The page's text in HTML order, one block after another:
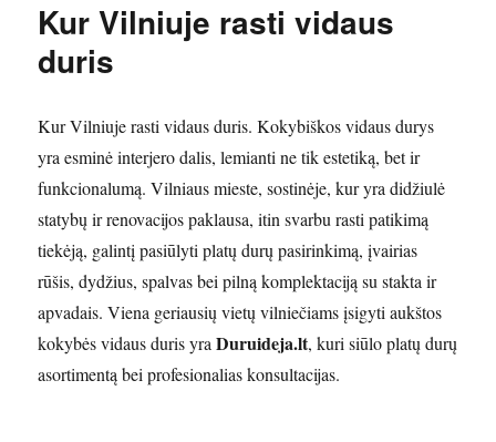
Kur Vilniuje rasti vidaus
duris
Kur Vilniuje rasti vidaus duris. Kokybiškos vidaus durys
yra esminė interjero dalis, lemianti ne tik estetiką, bet ir
funkcionalumą. Vilniaus mieste, sostinėje, kur yra didžiulė
statybų ir renovacijos paklausa, itin svarbu rasti patikimą
tiekėją, galintį pasiūlyti platų durų pasirinkimą, įvairias
rūšis, dydžius, spalvas bei pilną komplektaciją su stakta ir
apvadais. Viena geriausių vietų vilniečiams įsigyti aukštos
kokybės vidaus duris yraDuruideja.lt, kuri siūlo platų durų
asortimentą bei profesionalias konsultacijas.